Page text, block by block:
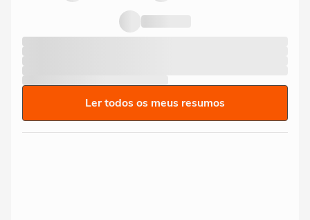
Ler todos os meus resumos